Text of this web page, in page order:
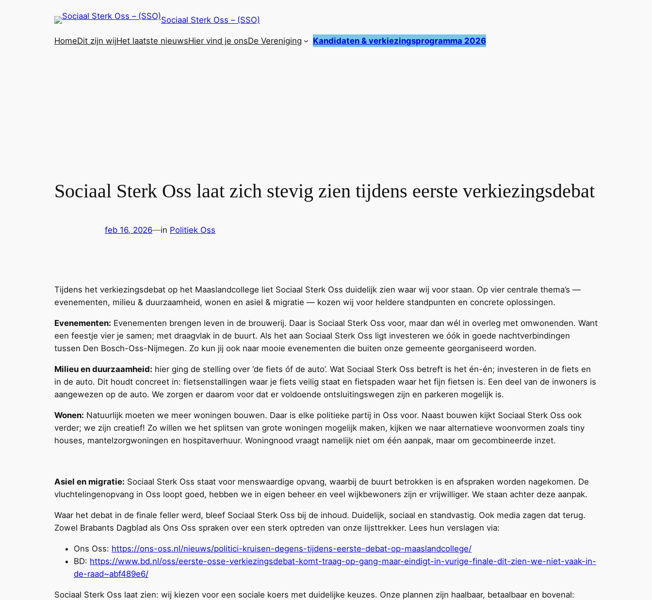
Sociaal Sterk Oss – (SSO)
HomeDit zijn wijHet laatste nieuwsHier vind je onsDe Vereniging Kandidaten & verkiezingsprogramma 2026
Sociaal Sterk Oss laat zich stevig zien tijdens eerste verkiezingsdebat
feb 16, 2026—in Politiek Oss
Tijdens het verkiezingsdebat op het Maaslandcollege liet Sociaal Sterk Oss duidelijk zien waar wij voor staan. Op vier centrale thema’s —
evenementen, milieu & duurzaamheid, wonen en asiel & migratie — kozen wij voor heldere standpunten en concrete oplossingen.
Evenementen: Evenementen brengen leven in de brouwerij. Daar is Sociaal Sterk Oss voor, maar dan wél in overleg met omwonenden. Want
een feestje vier je samen; met draagvlak in de buurt. Als het aan Sociaal Sterk Oss ligt investeren we óók in goede nachtverbindingen
tussen Den Bosch-Oss-Nijmegen. Zo kun jij ook naar mooie evenementen die buiten onze gemeente georganiseerd worden.
Milieu en duurzaamheid: hier ging de stelling over ‘de fiets óf de auto’. Wat Sociaal Sterk Oss betreft is het én-én; investeren in de fiets en
in de auto. Dit houdt concreet in: fietsenstallingen waar je fiets veilig staat en fietspaden waar het fijn fietsen is. Een deel van de inwoners is
aangewezen op de auto. We zorgen er daarom voor dat er voldoende ontsluitingswegen zijn en parkeren mogelijk is.
Wonen: Natuurlijk moeten we meer woningen bouwen. Daar is elke politieke partij in Oss voor. Naast bouwen kijkt Sociaal Sterk Oss ook
verder; we zijn creatief! Zo willen we het splitsen van grote woningen mogelijk maken, kijken we naar alternatieve woonvormen zoals tiny
houses, mantelzorgwoningen en hospitaverhuur. Woningnood vraagt namelijk niet om één aanpak, maar om gecombineerde inzet.
Asiel en migratie: Sociaal Sterk Oss staat voor menswaardige opvang, waarbij de buurt betrokken is en afspraken worden nagekomen. De
vluchtelingenopvang in Oss loopt goed, hebben we in eigen beheer en veel wijkbewoners zijn er vrijwilliger. We staan achter deze aanpak.
Waar het debat in de finale feller werd, bleef Sociaal Sterk Oss bij de inhoud. Duidelijk, sociaal en standvastig. Ook media zagen dat terug.
Zowel Brabants Dagblad als Ons Oss spraken over een sterk optreden van onze lijsttrekker. Lees hun verslagen via:
Ons Oss: https://ons-oss.nl/nieuws/politici-kruisen-degens-tijdens-eerste-debat-op-maaslandcollege/
BD: https://www.bd.nl/oss/eerste-osse-verkiezingsdebat-komt-traag-op-gang-maar-eindigt-in-vurige-finale-dit-zien-we-niet-vaak-in-
de-raad~abf489e6/
Sociaal Sterk Oss laat zien: wij kiezen voor een sociale koers met duidelijke keuzes. Onze plannen zijn haalbaar, betaalbaar en bovenal: